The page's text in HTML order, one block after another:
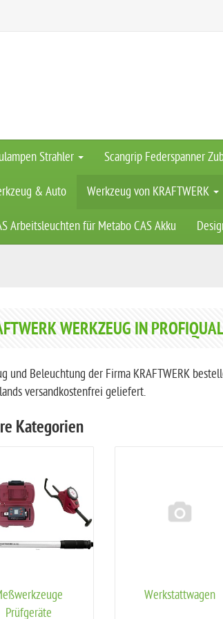
Strahler Scangrip Federspanner
& Auto Werkzeug von KRAFTWERK
Arbeitsleuchten für Metabo CAS Akku
WERKZEUG IN
und Beleuchtung der Firma KRAFTWERK
versandkostenfrei geliefert.
Kategorien
Prüfgeräte
Werkstattwagen